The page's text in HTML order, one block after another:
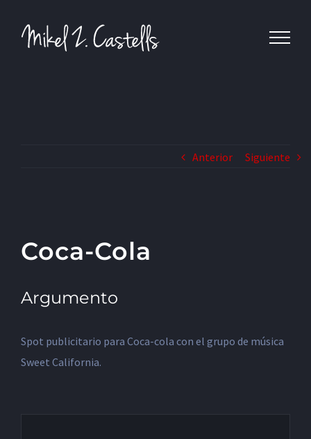
Anterior Siguiente
Coca-Cola
Argumento
Spot publicitario para Coca-cola con el grupo de música
Sweet California.